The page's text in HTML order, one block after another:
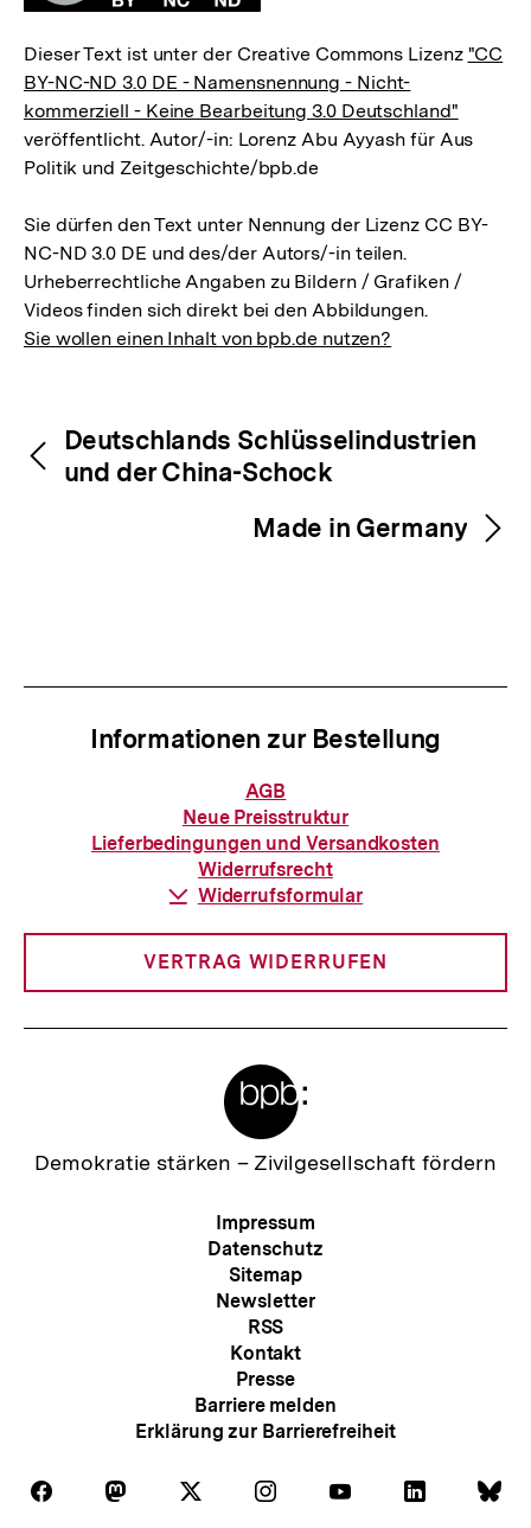
Dieser Text ist unter der Creative Commons Lizenz "CC
BY-NC-ND 3.0 DE - Namensnennung - Nicht-
kommerziell - Keine Bearbeitung 3.0 Deutschland"
veröffentlicht. Autor/-in: Lorenz Abu Ayyash für Aus
Politik und Zeitgeschichte/bpb.de
Sie dürfen den Text unter Nennung der Lizenz CC BY-
NC-ND 3.0 DE und des/der Autors/-in teilen.
Urheberrechtliche Angaben zu Bildern / Grafiken /
Videos finden sich direkt bei den Abbildungen.
Sie wollen einen Inhalt von bpb.de nutzen?
Inhaltsnavigation
Inhaltsnavigation
Deutschlands Schlüsselindustrien
und der China-Schock
Made in Germany
Informationen zur Bestellung
Informationen
zur
Bestellung
AGB
Neue Preisstruktur
Lieferbedingungen und Versandkosten
Widerrufsrecht
Download-
Widerrufsformular
VERTRAG WIDERRUFEN
Zur
Demokratie stärken – Zivilgesellschaft fördern
Meta-
Navigation
Impressum
Datenschutz
Sitemap
Newsletter
RSS
Kontakt
Presse
Barriere melden
Erklärung zur Barrierefreiheit
Folgen
Auf
Folgen Folgen Folgen
Auf
Folgen Folgen